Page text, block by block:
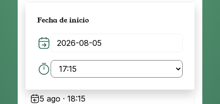
Fecha de inicio
5 ago · 18:15